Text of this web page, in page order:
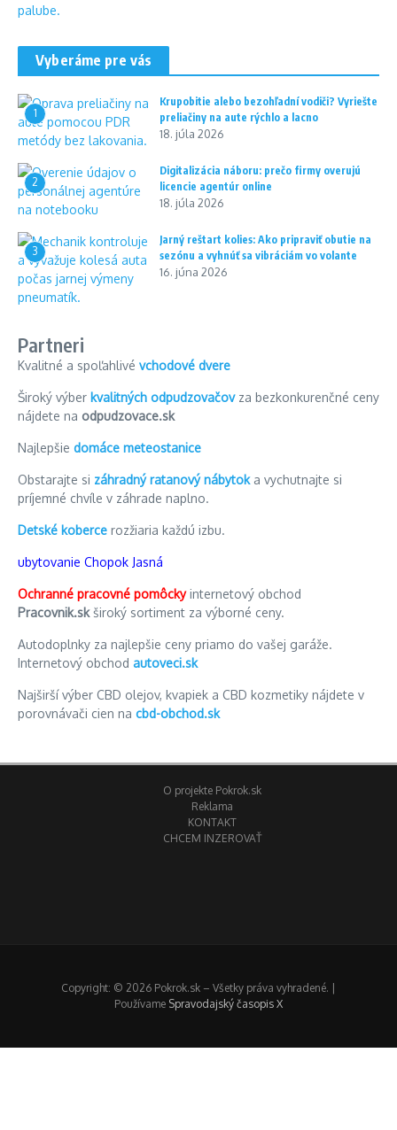
Vyberáme pre vás
1
Krupobitie alebo bezohľadní vodiči? Vyriešte
preliačiny na aute rýchlo a lacno
18. júla 2026
2
Digitalizácia náboru: prečo firmy overujú
licencie agentúr online
18. júla 2026
3
Jarný reštart kolies: Ako pripraviť obutie na
sezónu a vyhnúť sa vibráciám vo volante
16. júna 2026
Partneri
Kvalitné a spoľahlivé vchodové dvere
Široký výber kvalitných odpudzovačovza bezkonkurenčné ceny
nájdete na odpudzovace.sk
Najlepšie domáce meteostanice
Obstarajte si záhradný ratanový nábytoka vychutnajte si
príjemné chvíle v záhrade naplno.
Detské koberce rozžiaria každú izbu.
ubytovanie Chopok Jasná
Ochranné pracovné pomôckyinternetový obchod
Pracovnik.skširoký sortiment za výborné ceny.
Autodoplnky za najlepšie ceny priamo do vašej garáže.
Internetový obchod autoveci.sk
Najširší výber CBD olejov, kvapiek a CBD kozmetiky nájdete v
porovnávači cien na cbd-obchod.sk
O projekte Pokrok.sk
Reklama
KONTAKT
CHCEM INZEROVAŤ
Copyright: © 2026 Pokrok.sk – Všetky práva vyhradené. |
Používame Spravodajský časopis X